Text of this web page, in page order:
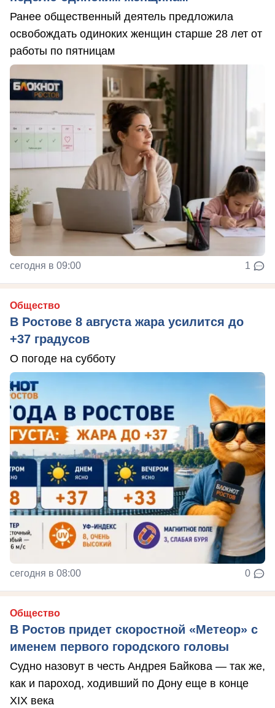
Ранее общественный деятель предложила
освобождать одиноких женщин старше 28 лет от
работы по пятницам
сегодня в 09:00 1
Общество
В Ростове 8 августа жара усилится до
+37 градусов
О погоде на субботу
сегодня в 08:00 0
Общество
В Ростов придет скоростной «Метеор» с
именем первого городского головы
Судно назовут в честь Андрея Байкова — так же,
как и пароход, ходивший по Дону еще в конце
XIX века